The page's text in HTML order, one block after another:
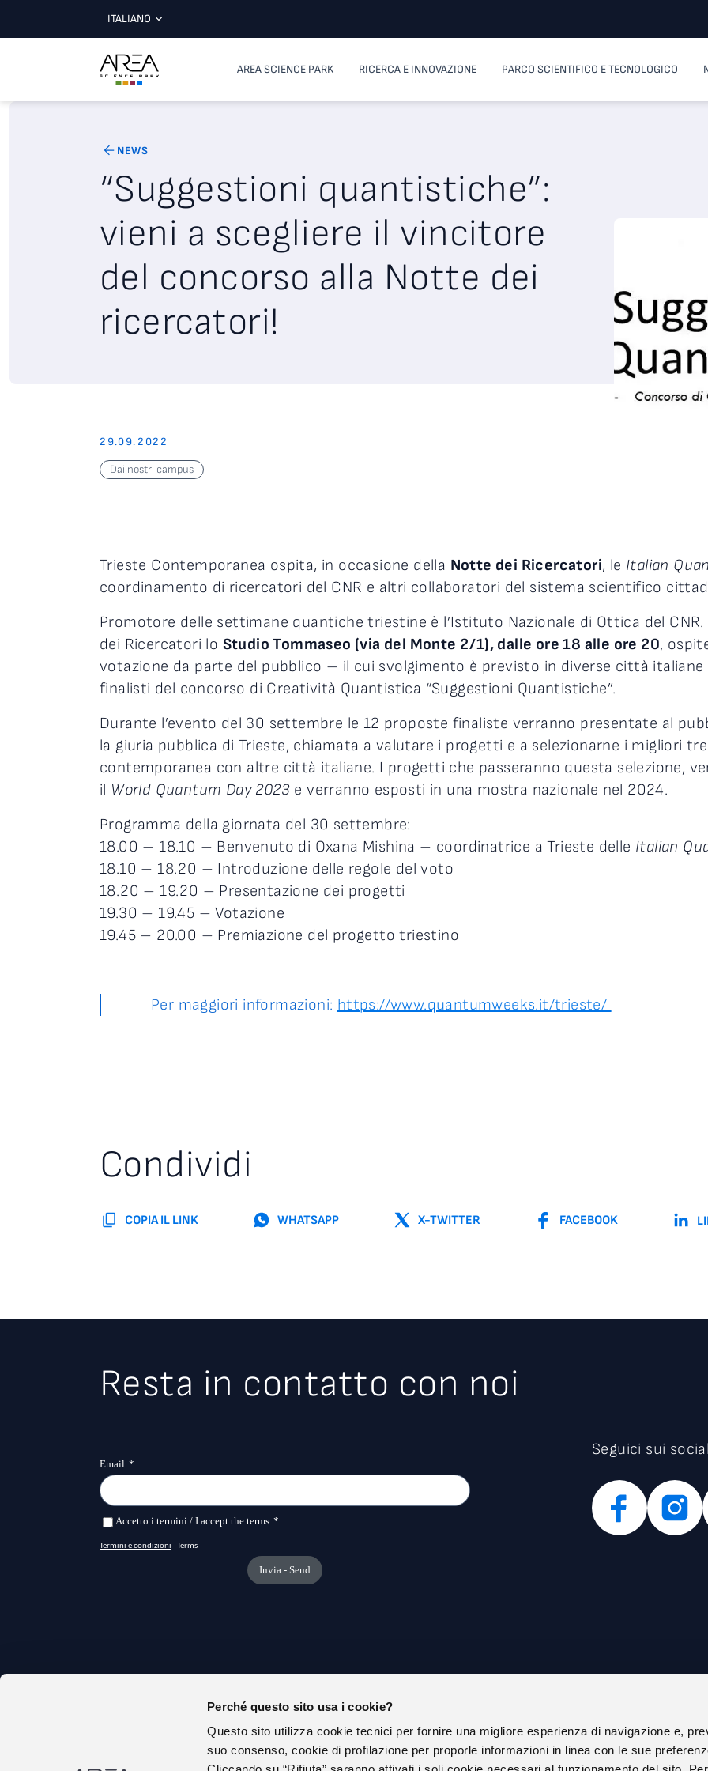
Perché questo sito usa i cookie?
Questo sito utilizza cookie tecnici per fornire una migliore esperienza di navigazione e,
suo consenso, cookie di profilazione per proporle informazioni in linea con le sue
ITALIANO
AREA SCIENCE PARK RICERCA E INNOVAZIONE PARCO SCIENTIFICO E TECNOLOGICO
NEWS
“Suggestioni quantistiche”:
vieni a scegliere il vincitore
del concorso alla Notte dei
ricercatori!
29.09.2022
Dai nostri campus
Trieste Contemporanea ospita, in occasione della Notte dei Ricercatori, le Italian
coordinamento di ricercatori del CNR e altri collaboratori del sistema scientifico
Promotore delle settimane quantiche triestine è l’Istituto Nazionale di Ottica del
dei Ricercatori lo Studio Tommaseo (via del Monte 2/1), dalle ore 18 alle ore 20,
votazione da parte del pubblico – il cui svolgimento è previsto in diverse città
finalisti del concorso di Creatività Quantistica “Suggestioni Quantistiche”.
Durante l’evento del 30 settembre le 12 proposte finaliste verranno presentate al
la giuria pubblica di Trieste, chiamata a valutare i progetti e a selezionarne i migliori
contemporanea con altre città italiane. I progetti che passeranno questa selezione,
il World Quantum Day 2023 e verranno esposti in una mostra nazionale nel 2024.
Programma della giornata del 30 settembre:
18.00 – 18.10 – Benvenuto di Oxana Mishina – coordinatrice a Trieste delle Italian
18.10 – 18.20 – Introduzione delle regole del voto
18.20 – 19.20 – Presentazione dei progetti
19.30 – 19.45 – Votazione
19.45 – 20.00 – Premiazione del progetto triestino
Per maggiori informazioni: https://www.quantumweeks.it/trieste/
Condividi
COPIA IL LINK WHATSAPP X-TWITTER FACEBOOK
Resta in contatto con noi
Seguici sui social
CHI SIAMO
URP
AMMINISTRAZIONE TRASPARENTE
PRIVACY POLICY
COOKIE POLICY
SOCIAL MEDIA POLICY ESTERNA